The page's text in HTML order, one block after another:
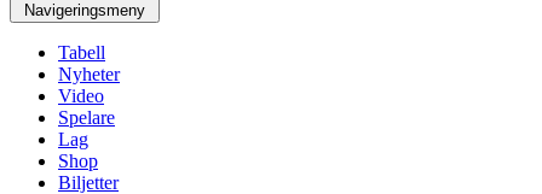
Navigeringsmeny
Tabell
Nyheter
Video
Spelare
Lag
Shop
Biljetter